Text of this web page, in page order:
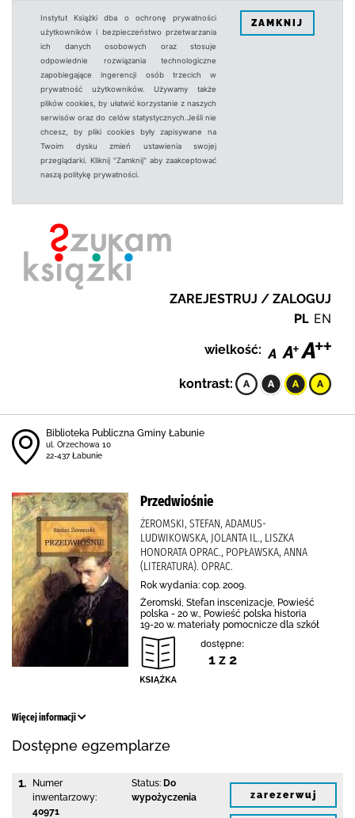
Instytut Książki dba o ochronę prywatności
użytkowników i bezpieczeństwo przetwarzania
ich danych osobowych oraz stosuje
odpowiednie rozwiązania technologiczne
zapobiegające ingerencji osób trzecich w
prywatność użytkowników. Używamy także
plików cookies, by ułatwić korzystanie z naszych
serwisów oraz do celów statystycznych.Jeśli nie
chcesz, by pliki cookies były zapisywane na
Twoim dysku zmień ustawienia swojej
przeglądarki. Kliknij "Zamknij" aby zaakceptować
naszą politykę prywatności.
ZAMKNIJ
ZAREJESTRUJ / ZALOGUJ
PL EN
wielkość:
kontrast:
Biblioteka Publiczna Gminy Łabunie
ul. Orzechowa 10
22-437 Łabunie
Przedwiośnie
ŻEROMSKI, STEFAN, ADAMUS-
LUDWIKOWSKA, JOLANTA IL., LISZKA
HONORATA OPRAC., POPŁAWSKA, ANNA
(LITERATURA). OPRAC.
Rok wydania: cop. 2009.
Żeromski, Stefan inscenizacje, Powieść
polska - 20 w., Powieść polska historia
19-20 w. materiały pomocnicze dla szkół
dostępne:
1 z 2
Więcej informacji
Dostępne egzemplarze
1.
Numer
inwentarzowy:
40971
Status: Do
wypożyczenia
zarezerwuj